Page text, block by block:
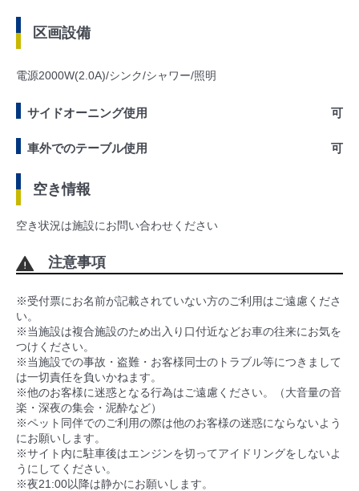
区画設備
電源2000W(2.0A)/シンク/シャワー/照明
サイドオーニング使用 可
車外でのテーブル使用 可
空き情報
空き状況は施設にお問い合わせください
注意事項
※受付票にお名前が記載されていない方のご利用はご遠慮くださ
い。
※当施設は複合施設のため出入り口付近などお車の往来にお気を
つけください。
※当施設での事故・盗難・お客様同士のトラブル等につきまして
は一切責任を負いかねます。
※他のお客様に迷惑となる行為はご遠慮ください。（大音量の音
楽・深夜の集会・泥酔など）
※ペット同伴でのご利用の際は他のお客様の迷惑にならないよう
にお願いします。
※サイト内に駐車後はエンジンを切ってアイドリングをしないよ
うにしてください。
※夜21:00以降は静かにお願いします。